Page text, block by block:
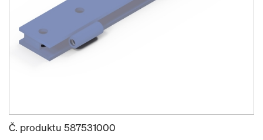
Č. produktu 587531000